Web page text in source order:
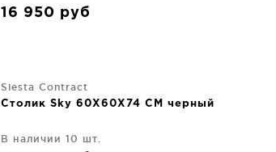
16 950 руб
Siesta Contract
Столик Sky 60X60X74 CM черный
В наличии 10 шт.